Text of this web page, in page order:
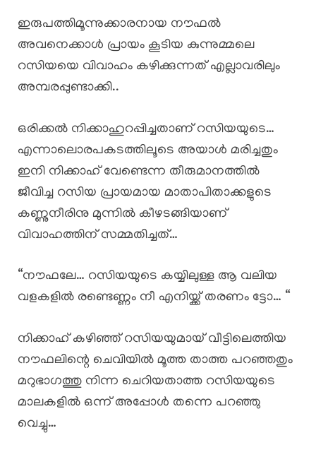
ഇരുപത്തിമൂന്നുക്കാരനായ നൗഫൽ
അവനെക്കാൾ പ്രായം കൂടിയ കുന്നുമ്മലെ
റസിയയെ വിവാഹം കഴിക്കുന്നത് എല്ലാവരിലും
അമ്പരപ്പുണ്ടാക്കി..
ഒരിക്കൽ നിക്കാഹുറപ്പിച്ചതാണ് റസിയയുടെ…
എന്നാലൊരപകടത്തിലൂടെ അയാൾ മരിച്ചതും
ഇനി നിക്കാഹ് വേണ്ടെന്ന തീരുമാനത്തിൽ
ജീവിച്ച റസിയ പ്രായമായ മാതാപിതാക്കളുടെ
കണ്ണുനീരിനു മുന്നിൽ കീഴടങ്ങിയാണ്
വിവാഹത്തിന് സമ്മതിച്ചത്…
“നൗഫലേ… റസിയയുടെ കയ്യിലുള്ള ആ വലിയ
വളകളിൽ രണ്ടെണ്ണം നീ എനിയ്ക്ക് തരണം ട്ടോ… “
നിക്കാഹ് കഴിഞ്ഞ് റസിയയുമായ് വീട്ടിലെത്തിയ
നൗഫലിന്റെ ചെവിയിൽ മൂത്ത താത്ത പറഞ്ഞതും
മറുഭാഗത്തു നിന്ന ചെറിയതാത്ത റസിയയുടെ
മാലകളിൽ ഒന്ന് അപ്പോൾ തന്നെ പറഞ്ഞു
വെച്ചു…